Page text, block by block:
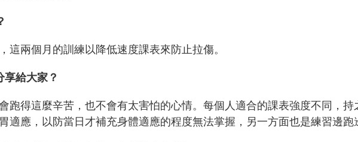
兩個月的訓練以降低速度課表來防止拉傷。
給大家？
跑得這麼辛苦，也不會有太害怕的心情。每個人適合的課表強度不同，
應，以防當日才補充身體適應的程度無法掌握，另一方面也是練習邊跑